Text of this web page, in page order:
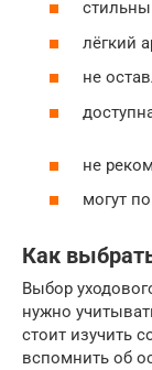
лёгкий
не
не
могут
Как
Выбор
нужно
стоит изучить
вспомнить об